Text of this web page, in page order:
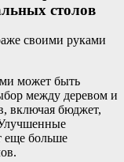
столов
может быть
между деревом и
включая бюджет,
еще больше